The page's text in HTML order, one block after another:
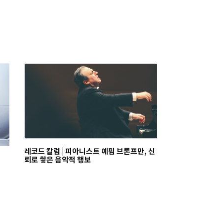
레코드 칼럼 | 피아니스트 예핌 브론프만, 신
뢰로 쌓은 음악적 행보